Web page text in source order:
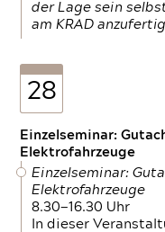
der Lage sein
am KRAD
28
Einzelseminar:
Elektrofahrzeuge
Einzelseminar:
Elektrofahrzeuge
8.30—16.30 Uhr
In dieser